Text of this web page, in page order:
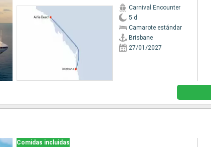
Carnival Encounter
5 d
Camarote estándar
Brisbane
27/01/2027
Comidas incluidas